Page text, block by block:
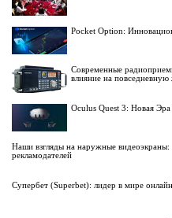
Pocket Option:
Современные
влияние на повседневную
Oculus Quest 3: Новая
Наши взгляды на наружные
рекламодателей
Супербет (Superbet): лидер в мире